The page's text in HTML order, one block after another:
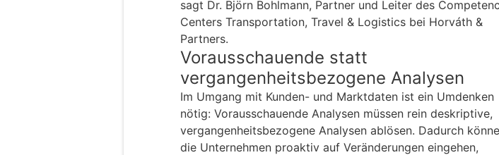
sagt Dr. Björn Bohlmann, Partner und Leiter des
Centers Transportation, Travel & Logistics bei Horváth &
Partners.
Vorausschauende statt
vergangenheitsbezogene Analysen
Im Umgang mit Kunden- und Marktdaten ist ein Umdenken
nötig: Vorausschauende Analysen müssen rein deskriptive,
vergangenheitsbezogene Analysen ablösen. Dadurch
die Unternehmen proaktiv auf Veränderungen eingehen,